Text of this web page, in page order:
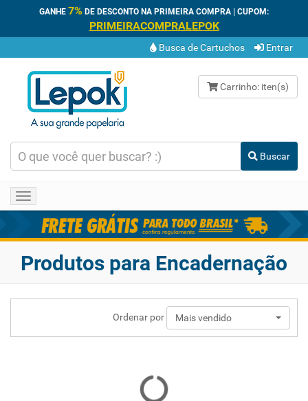
GANHE 7% DE DESCONTO NA PRIMEIRA COMPRA | CUPOM:
PRIMEIRACOMPRALEPOK
Busca de Cartuchos Entrar
Carrinho: iten(s)
Buscar
Toggle
navigation
Produtos para Encadernação
Ordenar por Mais vendido